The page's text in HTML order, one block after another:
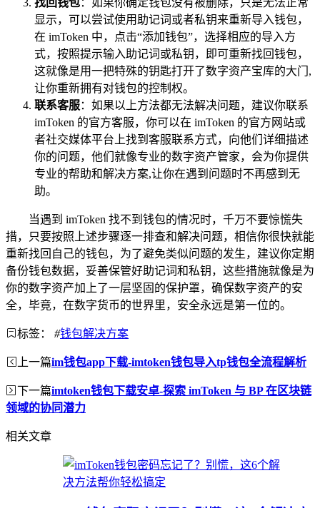
显示，可以尝试使用助记词或者私钥来重新导入钱包，
在 imToken 中，点击“添加钱包”，选择相应的导入方
式，按照提示输入助记词或私钥，即可重新找回钱包，
这就像是用一把特殊的钥匙打开了数字资产宝库的大门,
让你重新拥有对钱包的控制权。
联系客服：如果以上方法都无法解决问题，建议你联系
imToken 的官方客服，你可以在 imToken 的官方网站或
者社交媒体平台上找到客服联系方式，向他们详细描述
你的问题，他们就像专业的数字资产管家，会为你提供
专业的帮助和解决方案,让你在遇到问题时不再感到无
助。
当遇到 imToken 找不到钱包的情况时，千万不要惊慌失
措，只要按照上述步骤逐一排查和解决问题，相信你很快就能
重新找回自己的钱包，为了避免类似问题的发生，建议你定期
备份钱包数据，妥善保管好助记词和私钥，这些措施就像是为
你的数字资产加上了一层坚固的保护罩，确保数字资产的安
全，毕竟，在数字货币的世界里，安全永远是第一位的。
标签： #钱包解决方案
上一篇im钱包app下载-imtoken钱包导入tp钱包全流程解析
下一篇imtoken钱包下载安卓-探索 imToken 与 BP 在区块链
领域的协同潜力
相关文章